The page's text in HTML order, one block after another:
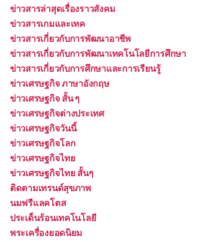
ข่าวสารล่าสุดเรื่องราวสังคม
ข่าวสารเกมและเทค
ข่าวสารเกี่ยวกับการพัฒนาอาชีพ
ข่าวสารเกี่ยวกับการพัฒนาเทคโนโลยีการศึกษา
ข่าวสารเกี่ยวกับการศึกษาและการเรียนรู้
ข่าวเศรษฐกิจ ภาษาอังกฤษ
ข่าวเศรษฐกิจ สั้น ๆ
ข่าวเศรษฐกิจต่างประเทศ
ข่าวเศรษฐกิจวันนี้
ข่าวเศรษฐกิจโลก
ข่าวเศรษฐกิจไทย
ข่าวเศรษฐกิจไทย สั้นๆ
ติดตามเทรนด์สุขภาพ
นมฟรีแลคโตส
ประเด็นร้อนเทคโนโลยี
พระเครื่องยอดนิยม